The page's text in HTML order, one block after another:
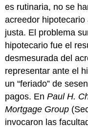
es rutinaria, no se
acreedor
justa. El problema
hipotecario fue el
desmesurada del
representar ante el
un “feriado” de
pagos. EnPaul H.
Mortgage Group
invocaron las